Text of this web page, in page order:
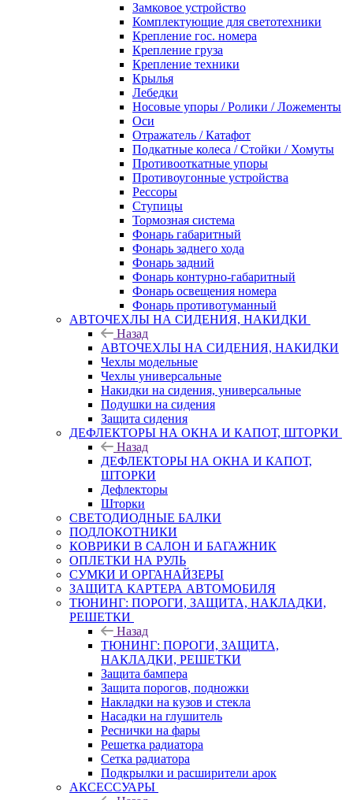
Замковое устройство
Комплектующие для светотехники
Крепление гос. номера
Крепление груза
Крепление техники
Крылья
Лебедки
Носовые упоры / Ролики / Ложементы
Оси
Отражатель / Катафот
Подкатные колеса / Стойки / Хомуты
Противооткатные упоры
Противоугонные устройства
Рессоры
Ступицы
Тормозная система
Фонарь габаритный
Фонарь заднего хода
Фонарь задний
Фонарь контурно-габаритный
Фонарь освещения номера
Фонарь противотуманный
АВТОЧЕХЛЫ НА СИДЕНИЯ, НАКИДКИ
Назад
АВТОЧЕХЛЫ НА СИДЕНИЯ, НАКИДКИ
Чехлы модельные
Чехлы универсальные
Накидки на сидения, универсальные
Подушки на сидения
Защита сидения
ДЕФЛЕКТОРЫ НА ОКНА И КАПОТ, ШТОРКИ
Назад
ДЕФЛЕКТОРЫ НА ОКНА И КАПОТ,
ШТОРКИ
Дефлекторы
Шторки
СВЕТОДИОДНЫЕ БАЛКИ
ПОДЛОКОТНИКИ
КОВРИКИ В САЛОН И БАГАЖНИК
ОПЛЕТКИ НА РУЛЬ
СУМКИ И ОРГАНАЙЗЕРЫ
ЗАЩИТА КАРТЕРА АВТОМОБИЛЯ
ТЮНИНГ: ПОРОГИ, ЗАЩИТА, НАКЛАДКИ,
РЕШЕТКИ
Назад
ТЮНИНГ: ПОРОГИ, ЗАЩИТА,
НАКЛАДКИ, РЕШЕТКИ
Защита бампера
Защита порогов, подножки
Накладки на кузов и стекла
Насадки на глушитель
Реснички на фары
Решетка радиатора
Сетка радиатора
Подкрылки и расширители арок
АКСЕССУАРЫ